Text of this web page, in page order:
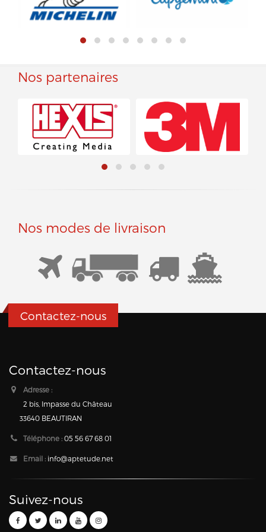
Nos partenaires
Nos modes de livraison
Contactez-nous
Contactez-nous
Adresse :
2 bis, Impasse du Château
33640 BEAUTIRAN
Téléphone : 05 56 67 68 01
Email : info@aptetude.net
Suivez-nous